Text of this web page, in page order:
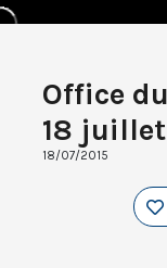
Office
18
18/07/2015